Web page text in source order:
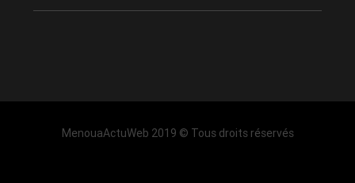
MenouaActuWeb 2019 © Tous droits réservés